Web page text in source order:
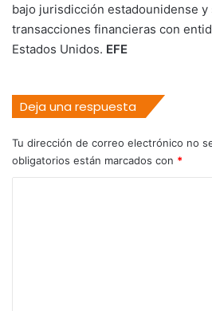
bajo jurisdicción estadounidense y
transacciones financieras con
Estados Unidos. EFE
Deja una respuesta
Tu dirección de correo electrónico no
obligatorios están marcados con *